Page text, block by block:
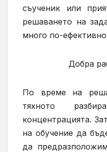
съученик или
решаването на
много по-
Добра
По време на
тяхното
концентрацията.
на обучение да
да предразположи